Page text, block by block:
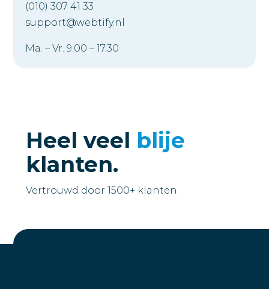
(010) 307 41 33
support@webtify.nl
Ma. – Vr. 9.00 – 17.30
Heel veel blije
klanten.
Vertrouwd door 1500+ klanten.